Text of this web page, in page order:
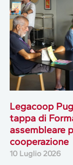
Legacoop
tappa di
assembleare
cooperazione
10 Luglio 2026